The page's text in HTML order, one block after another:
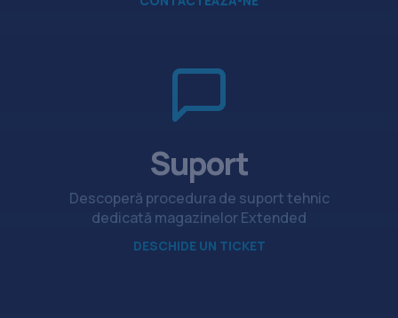
Suport
Descoperă procedura de suport tehnic
dedicată magazinelor Extended
DESCHIDE UN TICKET